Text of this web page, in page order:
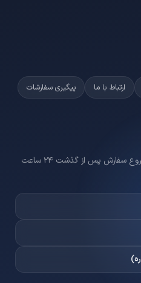
ارتباط با ما پیگیری سفارشات
جهت پیگیری، لطفا در صورت عدم شروع سفارش پس از گذشت 24 ساعت